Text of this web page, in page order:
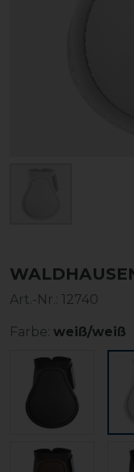
Art.-Nr.: 12740
Farbe: weiß/weiß